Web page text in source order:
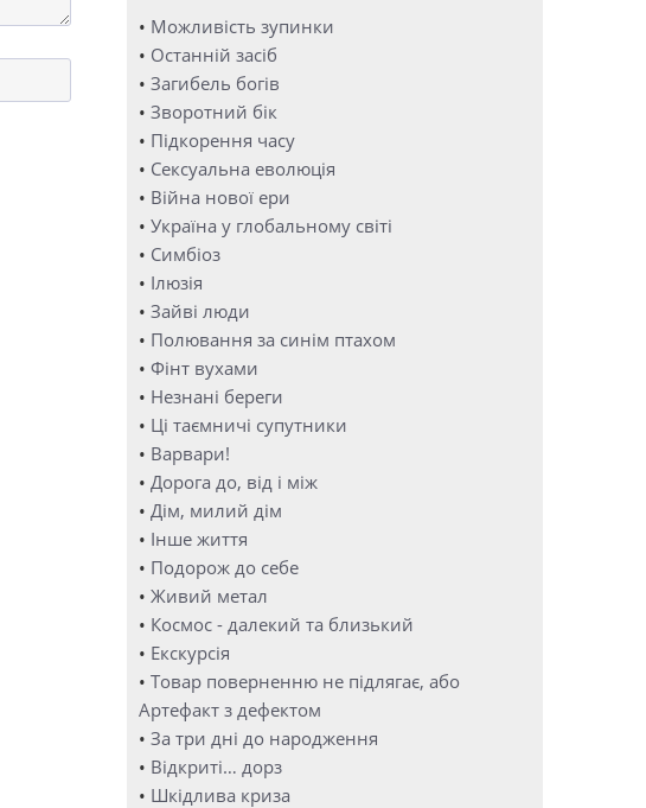
• Можливість зупинки
• Останній засіб
• Загибель богів
• Зворотний бік
• Підкорення часу
• Сексуальна еволюція
• Війна нової ери
• Україна у глобальному світі
• Симбіоз
• Ілюзія
• Зайві люди
• Полювання за синім птахом
• Фінт вухами
• Незнані береги
• Ці таємничі супутники
• Варвари!
• Дорога до, від і між
• Дім, милий дім
• Інше життя
• Подорож до себе
• Живий метал
• Космос - далекий та близький
• Екскурсія
• Товар поверненню не підлягає, або
Артефакт з дефектом
• За три дні до народження
• Відкриті… дорз
• Шкідлива криза